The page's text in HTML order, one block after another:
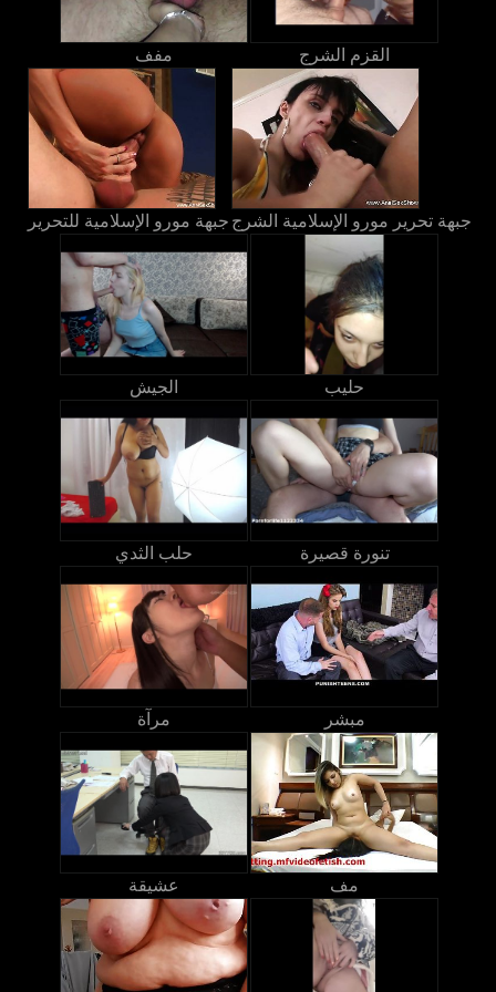
مفف القزم الشرج
جبهة مورو الإسلامية للتحرير جبهة تحرير مورو الإسلامية الشرج
الجيش حليب
حلب الثدي تنورة قصيرة
مرآة مبشر
عشيقة مف